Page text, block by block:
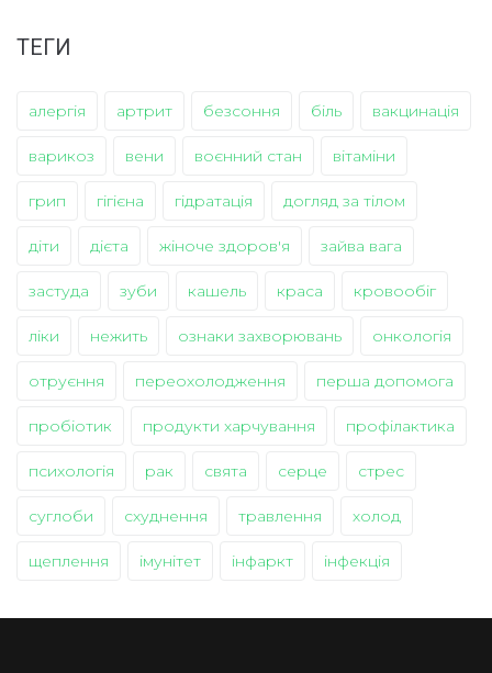
ТЕГИ
алергія артрит безсоння біль вакцинація
варикоз вени воєнний стан вітаміни
грип гігієна гідратація догляд за тілом
діти дієта жіноче здоров'я зайва вага
застуда зуби кашель краса кровообіг
ліки нежить ознаки захворювань онкологія
отруєння переохолодження перша допомога
пробіотик продукти харчування профілактика
психологія рак свята серце стрес
суглоби схуднення травлення холод
щеплення імунітет інфаркт інфекція